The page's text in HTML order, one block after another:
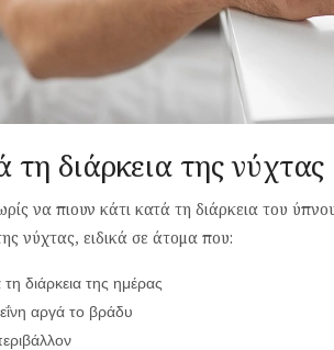
διάρκεια της νύχτας
να πιουν κάτι κατά τη διάρκεια του
νύχτας, ειδικά σε άτομα που:
διάρκεια της ημέρας
αργά το βράδυ